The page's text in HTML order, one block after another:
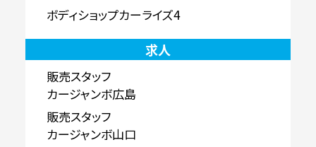
ボディショップカーライズ4
求人
販売スタッフ
カージャンボ広島
販売スタッフ
カージャンボ山口